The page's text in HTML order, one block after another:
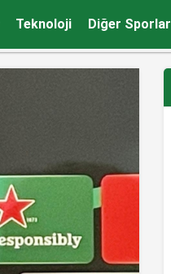
Teknoloji Diğer Sporlar